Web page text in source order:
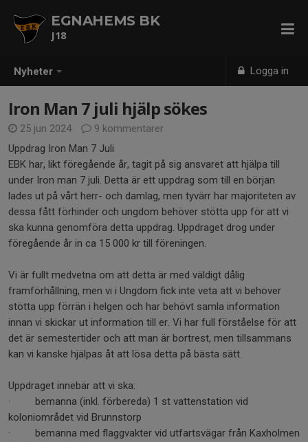
Nyheter Logga in
EGNAHEMS BK
J18
Iron Man 7 juli hjälp sökes
25 jun 2024
9 kommentarer
Uppdrag Iron Man 7 Juli
EBK har, likt föregående år, tagit på sig ansvaret att hjälpa till
under Iron man 7 juli. Detta är ett uppdrag som till en början
lades ut på vårt herr- och damlag, men tyvärr har majoriteten av
dessa fått förhinder och ungdom behöver stötta upp för att vi
ska kunna genomföra detta uppdrag. Uppdraget drog under
föregående år in ca 15 000 kr till föreningen.
Vi är fullt medvetna om att detta är med väldigt dålig
framförhållning, men vi i Ungdom fick inte veta att vi behöver
stötta upp förrän i helgen och har behövt samla information
innan vi skickar ut information till er. Vi har full förståelse för att
det är semestertider och att man är bortrest, men tillsammans
kan vi kanske hjälpas åt att lösa detta på bästa sätt.
Uppdraget innebär att vi ska:
· bemanna (inkl. förbereda) 1 st vattenstation vid
koloniområdet vid Brunnstorp
· bemanna med flaggvakter vid utfartsvägar från Kaxholmen